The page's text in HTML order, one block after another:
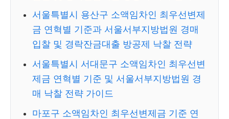
서울특별시 용산구 소액임차인 최우선변제
금 연혁별 기준과 서울서부지방법원 경매
입찰 및 경락잔금대출 방공제 낙찰 전략
서울특별시 서대문구 소액임차인 최우선변
제금 연혁별 기준 및 서울서부지방법원 경
매 낙찰 전략 가이드
마포구 소액임차인 최우선변제금 기준 연